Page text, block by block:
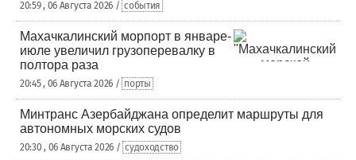
20:59 , 06 Августа 2026 / события
Махачкалинский морпорт в январе-
июле увеличил грузоперевалку в
полтора раза
20:45 , 06 Августа 2026 / порты
Минтранс Азербайджана определит маршруты для
автономных морских судов
20:30 , 06 Августа 2026 / судоходство